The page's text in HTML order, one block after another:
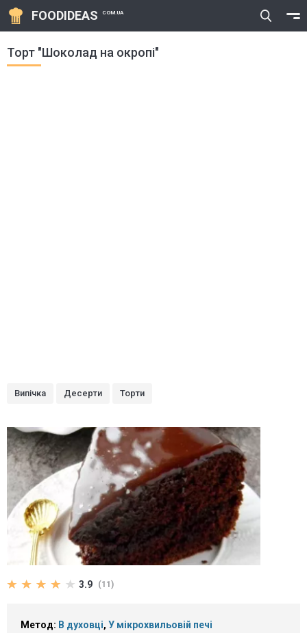
FOODIDEAS COM.UA
Торт "Шоколад на окропі"
Випічка Десерти Торти
3.9 (11)
Метод: В духовці, У мікрохвильовій печі